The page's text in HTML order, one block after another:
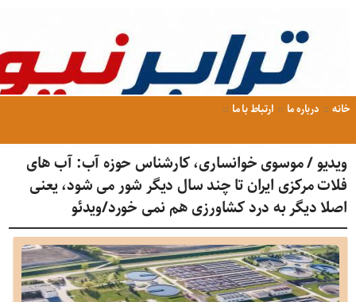
خانه درباره ما ارتباط با ما
ویدیو / موسوی خوانساری، کارشناس حوزه آب: آب های
فلات مرکزی ایران تا چند سال دیگر شور می شود، یعنی
اصلا دیگر به درد کشاورزی هم نمی خورد/ویدئو